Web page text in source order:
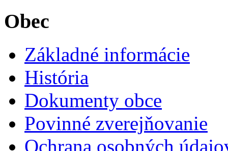
Obec
Základné informácie
História
Dokumenty obce
Povinné zverejňovanie
Ochrana osobných